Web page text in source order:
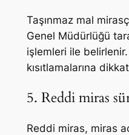
Taşınmaz mal
Genel Müdürlüğü
işlemleri ile belirlenir.
kısıtlamalarına
5. Reddi miras
Reddi miras, miras